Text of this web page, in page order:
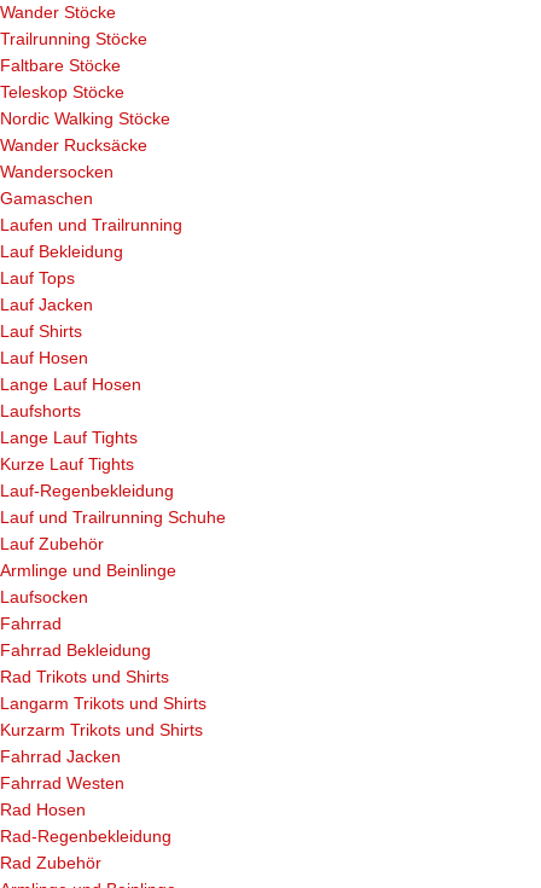
Wander Stöcke
Trailrunning Stöcke
Faltbare Stöcke
Teleskop Stöcke
Nordic Walking Stöcke
Wander Rucksäcke
Wandersocken
Gamaschen
Laufen und Trailrunning
Lauf Bekleidung
Lauf Tops
Lauf Jacken
Lauf Shirts
Lauf Hosen
Lange Lauf Hosen
Laufshorts
Lange Lauf Tights
Kurze Lauf Tights
Lauf-Regenbekleidung
Lauf und Trailrunning Schuhe
Lauf Zubehör
Armlinge und Beinlinge
Laufsocken
Fahrrad
Fahrrad Bekleidung
Rad Trikots und Shirts
Langarm Trikots und Shirts
Kurzarm Trikots und Shirts
Fahrrad Jacken
Fahrrad Westen
Rad Hosen
Rad-Regenbekleidung
Rad Zubehör